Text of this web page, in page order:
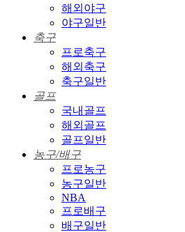
해외야구
야구일반
축구
프로축구
해외축구
축구일반
골프
국내골프
해외골프
골프일반
농구/배구
프로농구
농구일반
NBA
프로배구
배구일반